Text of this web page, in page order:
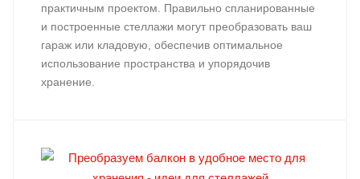
практичным проектом. Правильно спланированные
и построенные стеллажи могут преобразовать ваш
гараж или кладовую, обеспечив оптимальное
использование пространства и упорядочив
хранение.